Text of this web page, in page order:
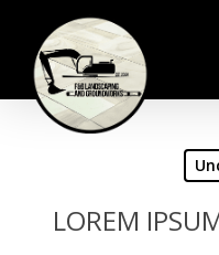
main
content
LOREM